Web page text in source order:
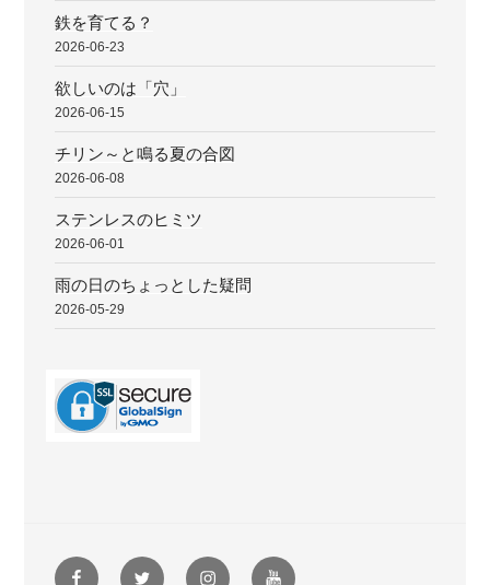
鉄を育てる？
2026-06-23
欲しいのは「穴」
2026-06-15
チリン～と鳴る夏の合図
2026-06-08
ステンレスのヒミツ
2026-06-01
雨の日のちょっとした疑問
2026-05-29
FacebookTwitter instagramyoutube